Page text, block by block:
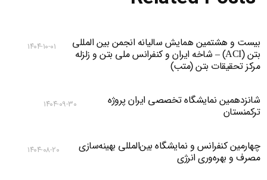
بیست و هشتمین همایش سالیانه انجمن بین المللی
بتن (ACI) – شاخه ایران و کنفرانس ملی بتن و زلزله
مرکز تحقیقات بتن (متب)
۱۴۰۴-۱۰-۰۱
شانزدهمین نمایشگاه تخصصی ایران پروژه
ترکمنستان
۱۴۰۴-۰۹-۳۰
چهارمین کنفرانس و نمایشگاه بین‌المللی بهینه‌سازی
مصرف و بهره‌وری انرژی
۱۴۰۴-۰۸-۲۰